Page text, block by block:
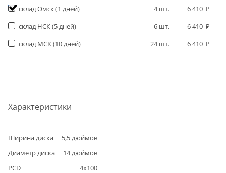
Характеристики
Ширина диска 5,5дюймов
Диаметр диска
14дюймов
PCD
4x100
склад Омск(1 дней) 4шт.
6 410
склад НСК(5 дней) 6 шт.
6 410
склад МСК(10 дней) 24шт. 6 410